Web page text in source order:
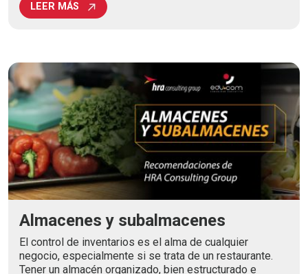
LEER MÁS
Almacenes y subalmacenes
El control de inventarios es el alma de cualquier
negocio, especialmente si se trata de un restaurante.
Tener un almacén organizado, bien estructurado e